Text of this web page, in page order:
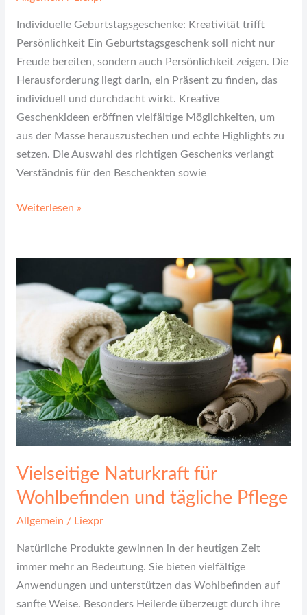
Individuelle Geburtstagsgeschenke: Kreativität trifft
Persönlichkeit Ein Geburtstagsgeschenk soll nicht nur
Freude bereiten, sondern auch Persönlichkeit zeigen. Die
Herausforderung liegt darin, ein Präsent zu finden, das
individuell und durchdacht wirkt. Kreative
Geschenkideen eröffnen vielfältige Möglichkeiten, um
aus der Masse herauszustechen und echte Highlights zu
setzen. Die Auswahl des richtigen Geschenks verlangt
Verständnis für den Beschenkten sowie
Weiterlesen »
Vielseitige Naturkraft für
Wohlbefinden und tägliche Pflege
Allgemein / Liexpr
Natürliche Produkte gewinnen in der heutigen Zeit
immer mehr an Bedeutung. Sie bieten vielfältige
Anwendungen und unterstützen das Wohlbefinden auf
sanfte Weise. Besonders Heilerde überzeugt durch ihre
Naturkraft
Wohlbefinden
tägliche
Pflege